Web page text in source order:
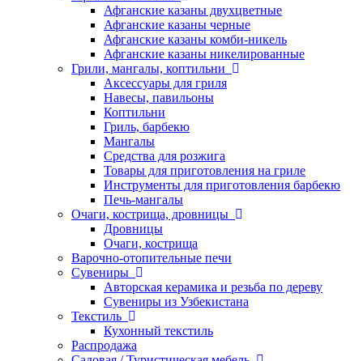
Афганские казаны двухцветные
Афганские казаны черные
Афганские казаны комби-никель
Афганские казаны никелированные
Грили, мангалы, коптильни
Аксессуары для гриля
Навесы, павильоны
Коптильни
Гриль, барбекю
Мангалы
Средства для розжига
Товары для приготовления на гриле
Инструменты для приготовления барбекю
Печь-мангалы
Очаги, кострища, дровницы
Дровницы
Очаги, кострища
Варочно-отопительные печи
Сувениры
Авторская керамика и резьба по дереву
Сувениры из Узбекистана
Текстиль
Кухонный текстиль
Распродажа